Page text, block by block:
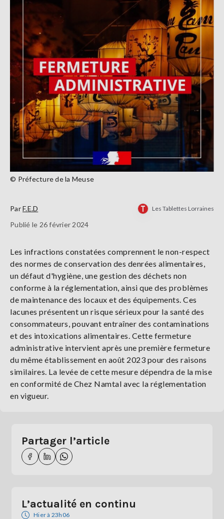
© Préfecture de la Meuse
ParF.E.D Les Tablettes Lorraines
Publié le 26 février 2024
Les infractions constatées comprennent le non-respect
des normes de conservation des denrées alimentaires,
un défaut d'hygiène, une gestion des déchets non
conforme à la réglementation, ainsi que des problèmes
de maintenance des locaux et des équipements. Ces
lacunes présentent un risque sérieux pour la santé des
consommateurs, pouvant entraîner des contaminations
et des intoxications alimentaires. Cette fermeture
administrative intervient après une première fermeture
du même établissement en août 2023 pour des raisons
similaires. La levée de cette mesure dépendra de la mise
en conformité de Chez Namtal avec la réglementation
en vigueur.
Partager l’article
L’actualité en continu
Hier à 23h06